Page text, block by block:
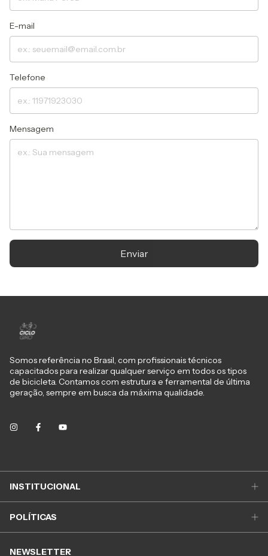
E-mail
Telefone
Mensagem
Enviar
Somos referência no Brasil, com profissionais técnicos
capacitados para realizar qualquer serviço em todos os tipos
de bicicleta. Contamos com estrutura e ferramental de última
geração, sempre em busca da máxima qualidade.
INSTITUCIONAL
POLÍTICAS
NEWSLETTER